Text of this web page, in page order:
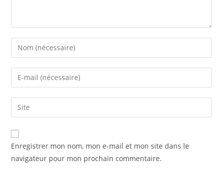
Enter
your
name
comment
Enter
your
email
address
comment
Saisir
l’URL
de
votre
(facultatif)
Enregistrer mon nom, mon e-mail et mon site dans le
navigateur pour mon prochain commentaire.